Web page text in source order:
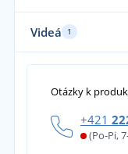
Videá 1
Otázky k
+421
(Po-Pi,